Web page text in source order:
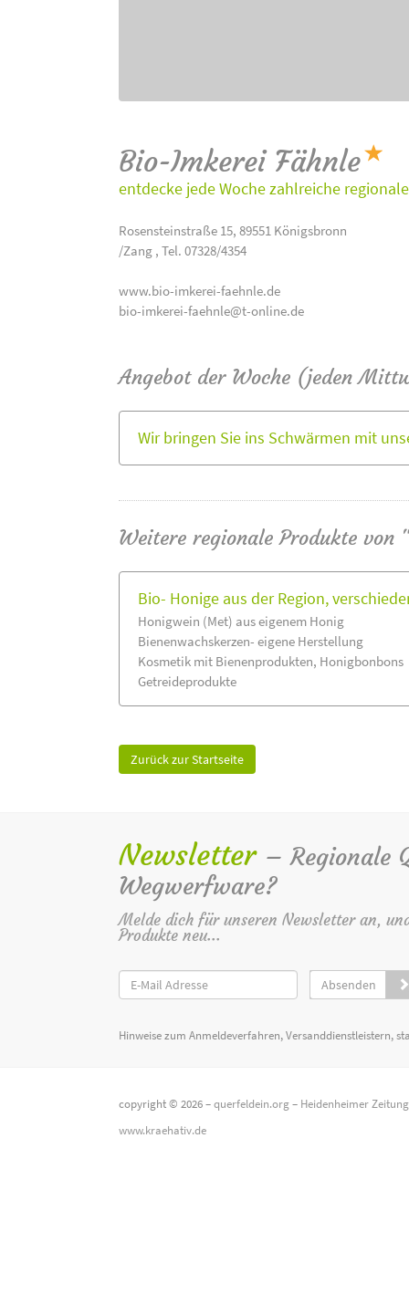
Bio-Imkerei Fähnle
entdecke jede Woche zahlreiche
Rosensteinstraße 15, 89551 Königsbronn
/Zang , Tel. 07328/4354
www.bio-imkerei-faehnle.de
bio-imkerei-faehnle@t-online.de
Angebot der Woche (jeden
Wir bringen Sie ins Schwärmen mit
Weitere regionale Produkte von
Bio- Honige aus der Region,
Honigwein (Met) aus eigenem Honig
Bienenwachskerzen- eigene Herstellung
Kosmetik mit Bienenprodukten, Honigbonbons
Getreideprodukte
Zurück zur Startseite
Newsletter – Regionale
Wegwerfware?
Melde dich für unseren Newsletter an,
Produkte neu...
Absenden
Hinweise zum Anmeldeverfahren, Versanddienstleistern,
copyright © 2026 –querfeldein.org– Heidenheimer
www.kraehativ.de